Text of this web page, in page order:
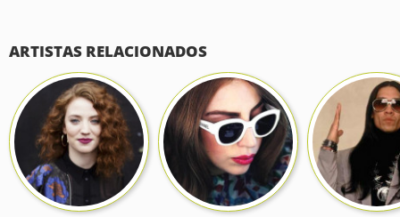
ARTISTAS RELACIONADOS